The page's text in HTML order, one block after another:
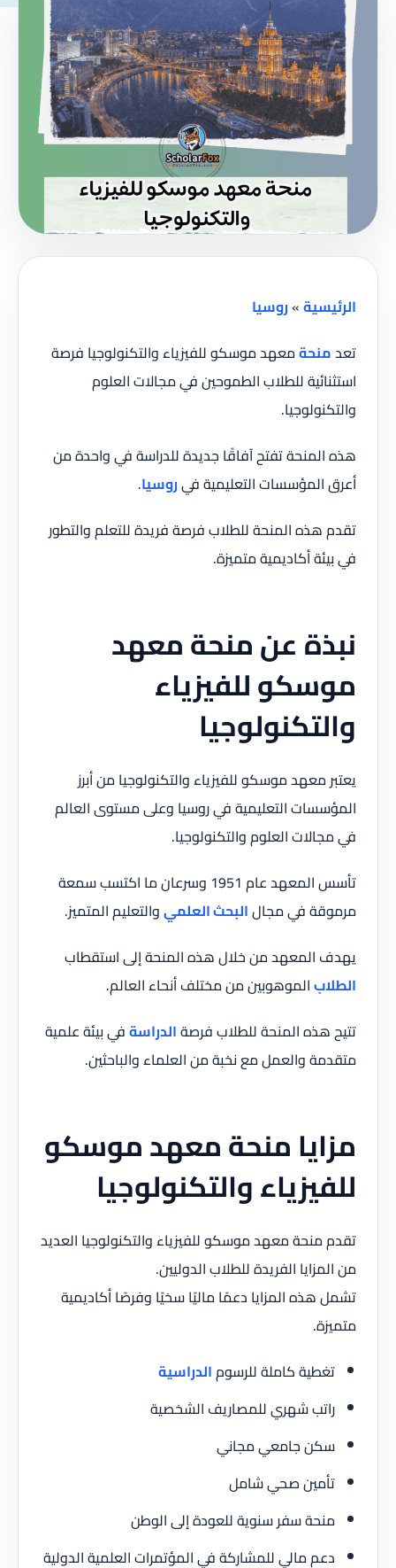
الرئيسية»روسيا
تعدمنحةمعهد موسكو للفيزياء والتكنولوجيا فرصة
استثنائية للطلاب الطموحين في مجالات العلوم
والتكنولوجيا.
هذه المنحة تفتح آفاقًا جديدة للدراسة في واحدة من
أعرق المؤسسات التعليمية فيروسيا.
تقدم هذه المنحة للطلاب فرصة فريدة للتعلم والتطور
في بيئة أكاديمية متميزة.
نبذة عن منحة معهد
موسكو للفيزياء
والتكنولوجيا
يعتبر معهد موسكو للفيزياء والتكنولوجيا من أبرز
المؤسسات التعليمية في روسيا وعلى مستوى العالم
في مجالات العلوم والتكنولوجيا.
تأسس المعهد عام 1951 وسرعان ما اكتسب سمعة
مرموقة في مجالالبحث العلميوالتعليم المتميز.
يهدف المعهد من خلال هذه المنحة إلى استقطاب
الطلابالموهوبين من مختلف أنحاء العالم.
تتيح هذه المنحة للطلاب فرصةالدراسةفي بيئة علمية
متقدمة والعمل مع نخبة من العلماء والباحثين.
مزايا منحة معهد موسكو
للفيزياء والتكنولوجيا
تقدم منحة معهد موسكو للفيزياء والتكنولوجيا العديد
من المزايا الفريدة للطلاب الدوليين.
تشمل هذه المزايا دعمًا ماليًا سخيًا وفرصًا أكاديمية
متميزة.
تغطية كاملة للرسومالدراسية
راتب شهري للمصاريف الشخصية
سكن جامعي مجاني
تأمين صحي شامل
منحة سفر سنوية للعودة إلى الوطن
دعم مالي للمشاركة في المؤتمرات العلمية الدولية